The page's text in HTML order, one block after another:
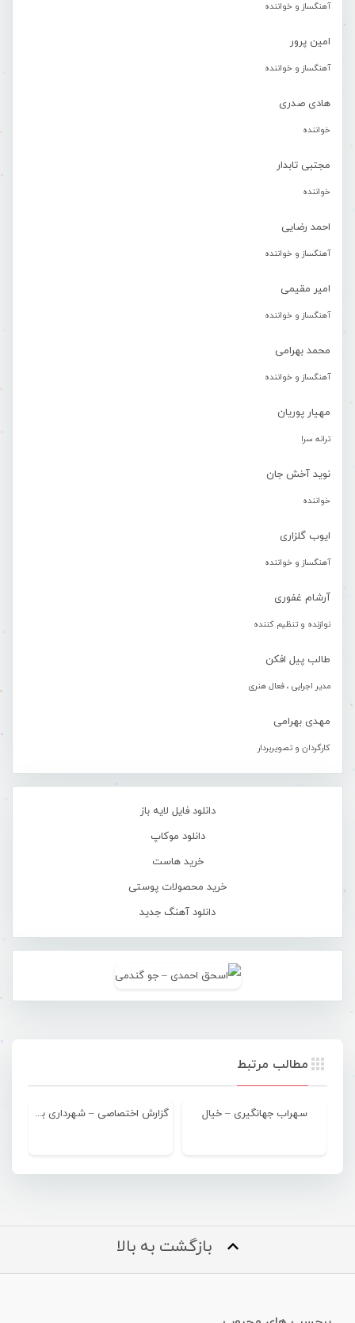
آهنگساز و خواننده
امین پرور
آهنگساز و خواننده
هادی صدری
خواننده
مجتبی تابدار
خواننده
احمد رضایی
آهنگساز و خواننده
امیر مقیمی
آهنگساز و خواننده
محمد بهرامی
آهنگساز و خواننده
مهیار پوریان
ترانه سرا
نوید آخش جان
خواننده
ایوب گلزاری
آهنگساز و خواننده
آرشام غفوری
نوازنده و تنظیم کننده
طالب پیل افکن
مدیر اجرایی ، فعال هنری
مهدی بهرامی
کارگردان و تصویربردار
دانلود فایل لایه باز
دانلود موکاپ
خرید هاست
خرید محصولات پوستی
دانلود آهنگ جدید
مطالب مرتبط
سهراب جهانگیری – خیال گزارش اختصاصی – شهرداری به جمع مدعیان پیوست
بازگشت به بالا